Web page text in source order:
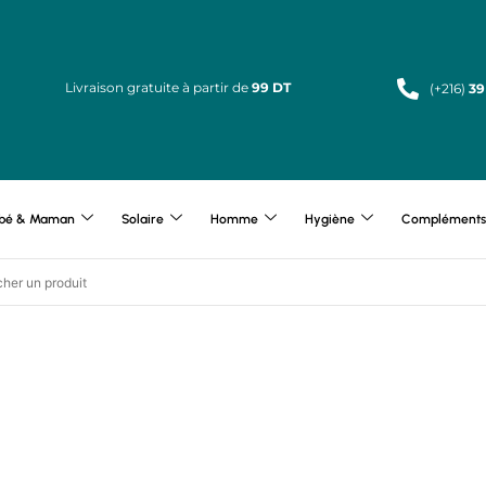
Livraison gratuite à partir de99 DT (+216)
& Maman Solaire Homme Hygiène